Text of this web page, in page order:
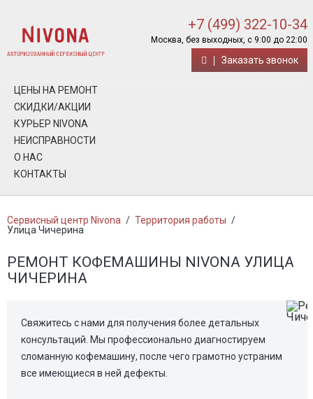
+7 (499) 322-10-34
Москва, без выходных, с 9:00 до 22:00
Заказать звонок
ЦЕНЫ НА РЕМОНТ
СКИДКИ/АКЦИИ
КУРЬЕР NIVONA
НЕИСПРАВНОСТИ
О НАС
КОНТАКТЫ
Сервисный центр Nivona / Территория работы /
Улица Чичерина
РЕМОНТ КОФЕМАШИНЫ NIVONA УЛИЦА
ЧИЧЕРИНА
Свяжитесь с нами для получения более детальных
консультаций. Мы профессионально диагностируем
сломанную кофемашину, после чего грамотно устраним
все имеющиеся в ней дефекты.